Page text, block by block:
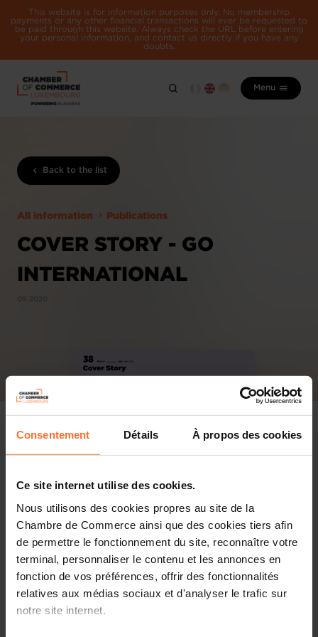
Consentement Détails À propos des cookies
Ce site internet utilise des cookies.
Nous utilisons des cookies propres au site de la
Chambre de Commerce ainsi que des cookies tiers afin
de permettre le fonctionnement du site, reconnaître votre
terminal, personnaliser le contenu et les annonces en
fonction de vos préférences, offrir des fonctionnalités
relatives aux médias sociaux et d'analyser le trafic sur
notre site internet.
This website is for information purposes only. No membership
payments or any other financial transactions will ever be requested to
be paid through this website. Always check the URL before entering
your personal information, and contact us directly if you have any
doubts.
Menu
Back to the list
All information Publications
COVER STORY - GO
INTERNATIONAL